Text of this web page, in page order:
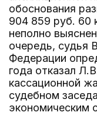
обоснования
904 859 руб. 60
неполно
очередь, судья
Федерации
года отказал
кассационной
судебном
экономическим